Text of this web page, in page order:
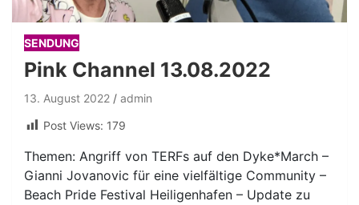
SENDUNG
Pink Channel 13.08.2022
13. August 2022
admin
Post Views: 179
Themen: Angriff von TERFs auf den Dyke*March –
Gianni Jovanovic für eine vielfältige Community –
Beach Pride Festival Heiligenhafen – Update zu